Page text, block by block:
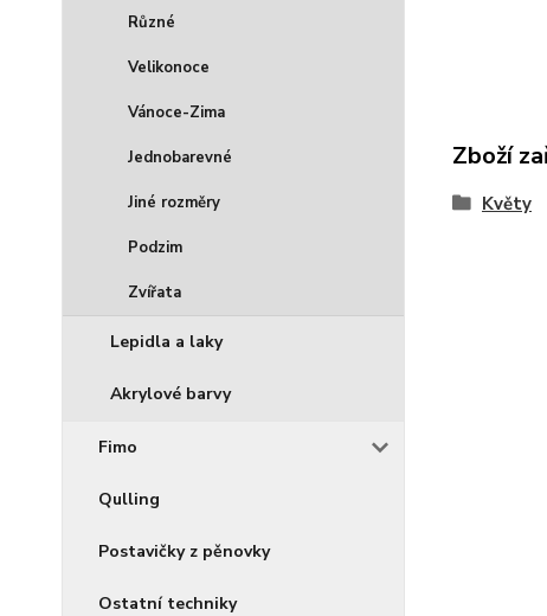
Různé
Velikonoce
Vánoce-Zima
Jednobarevné
Jiné rozměry
Podzim
Zvířata
Lepidla a laky
Akrylové barvy
Fimo
Qulling
Postavičky z pěnovky
Ostatní techniky
Zboží
Květy